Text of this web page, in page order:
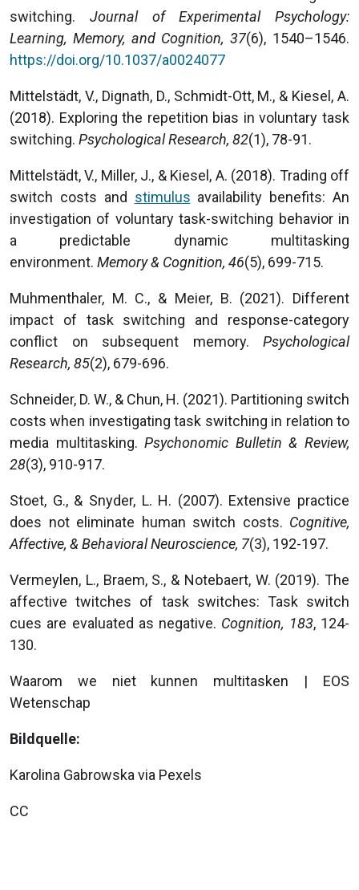
switching. Journal of Experimental Psychology:
Learning, Memory, and Cognition, 37(6), 1540–1546.
https://doi.org/10.1037/a0024077
Mittelstädt, V., Dignath, D., Schmidt-Ott, M., & Kiesel, A.
(2018). Exploring the repetition bias in voluntary task
switching. Psychological Research, 82(1), 78-91.
Mittelstädt, V., Miller, J., & Kiesel, A. (2018). Trading off
switch costs and stimulus availability benefits: An
investigation of voluntary task-switching behavior in
a predictable dynamic multitasking
environment. Memory & Cognition, 46(5), 699-715.
Muhmenthaler, M. C., & Meier, B. (2021). Different
impact of task switching and response-category
conflict on subsequent memory. Psychological
Research, 85(2), 679-696.
Schneider, D. W., & Chun, H. (2021). Partitioning switch
costs when investigating task switching in relation to
media multitasking.Psychonomic Bulletin & Review,
28(3), 910-917.
Stoet, G., & Snyder, L. H. (2007). Extensive practice
does not eliminate human switch costs. Cognitive,
Affective, & Behavioral Neuroscience, 7(3), 192-197.
Vermeylen, L., Braem, S., & Notebaert, W. (2019). The
affective twitches of task switches: Task switch
cues are evaluated as negative. Cognition, 183, 124-
130.
Waarom we niet kunnen multitasken | EOS
Wetenschap
Bildquelle:
Karolina Gabrowska via Pexels
CC